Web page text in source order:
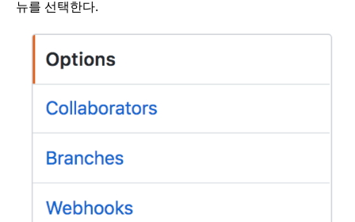
뉴를 선택한다.